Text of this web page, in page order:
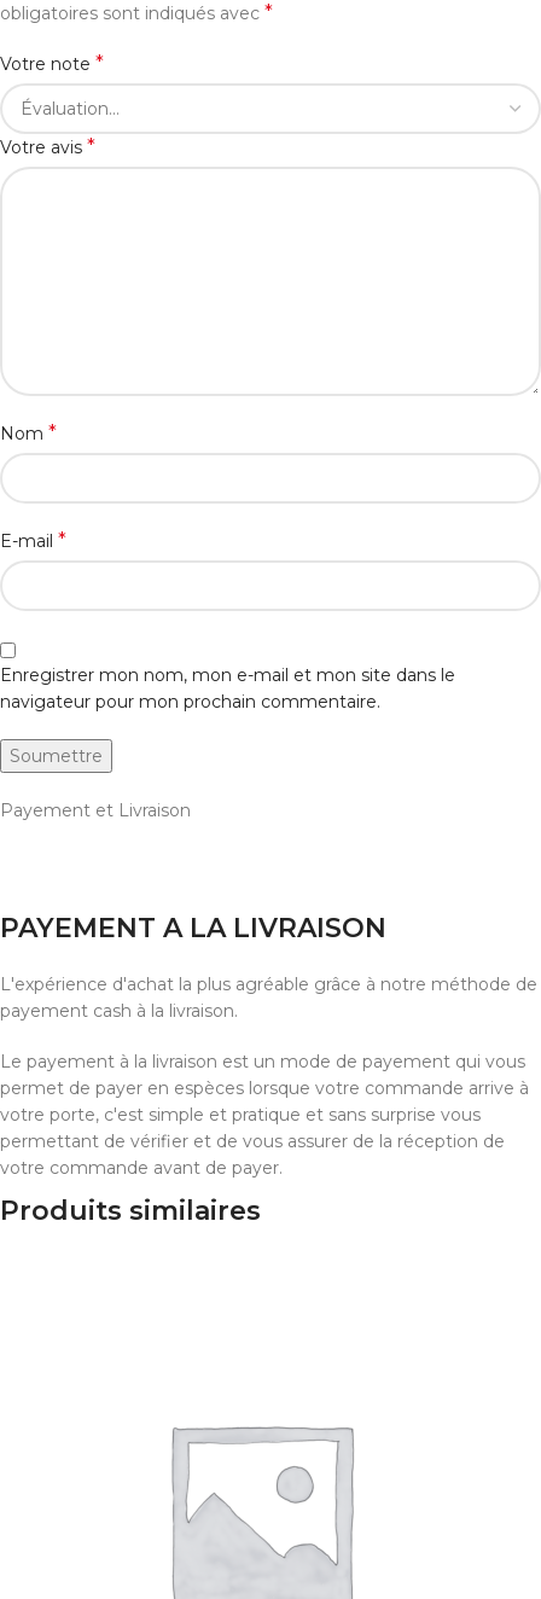
obligatoires sont indiqués avec *
Votre note *
Votre avis *
Nom *
E-mail *
Enregistrer mon nom, mon e-mail et mon site dans le
navigateur pour mon prochain commentaire.
Payement et Livraison
PAYEMENT A LA LIVRAISON
L'expérience d'achat la plus agréable grâce à notre méthode de
payement cash à la livraison.
Le payement à la livraison est un mode de payement qui vous
permet de payer en espèces lorsque votre commande arrive à
votre porte, c'est simple et pratique et sans surprise vous
permettant de vérifier et de vous assurer de la réception de
votre commande avant de payer.
Produits similaires